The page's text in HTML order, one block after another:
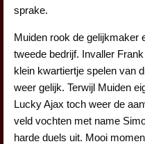
sprake.
Muiden rook de gelijkmaker
tweede bedrijf. Invaller
klein kwartiertje spelen van
weer gelijk. Terwijl Muiden
Lucky Ajax toch weer de
veld vochten met name
harde duels uit. Mooi